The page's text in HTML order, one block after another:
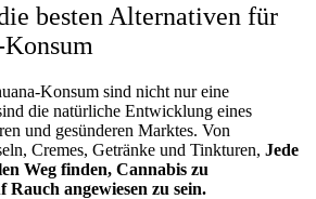
besten Alternativen für
Konsum sind nicht nur eine
die natürliche Entwicklung eines
und gesünderen Marktes. Von
Cremes, Getränke und Tinkturen, Jede
Weg finden, Cannabis zu
Rauch angewiesen zu sein.